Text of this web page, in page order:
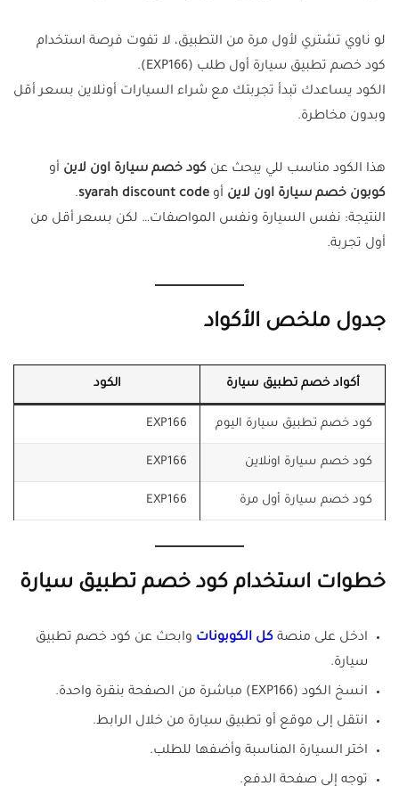
لو ناوي تشتري لأول مرة من التطبيق، لا تفوت فرصة استخدام
كود خصم تطبيق سيارة أول طلب (EXP166).
الكود يساعدك تبدأ تجربتك مع شراء السيارات أونلاين بسعر أقل
وبدون مخاطرة.
هذا الكود مناسب للي يبحث عن كود خصم سيارة اون لاين أو
كوبون خصم سيارة اون لاين أو syarah discount code
.
النتيجة: نفس السيارة ونفس المواصفات… لكن بسعر أقل من
أول تجربة.
جدول ملخص الأكواد
أكواد خصم تطبيق سيارة الكود
كود خصم تطبيق سيارة اليوم EXP166
كود خصم سيارة اونلاين EXP166
كود خصم سيارة أول مرة EXP166
خطوات استخدام كود خصم تطبيق سيارة
ادخل على منصة كل الكوبونات وابحث عن كود خصم تطبيق
سيارة.
انسخ الكود (EXP166) مباشرة من الصفحة بنقرة واحدة.
انتقل إلى موقع أو تطبيق سيارة من خلال الرابط.
اختر السيارة المناسبة وأضفها للطلب.
توجه إلى صفحة الدفع.